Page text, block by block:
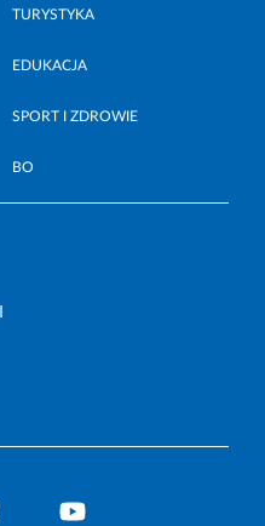
TURYSTYKA
EDUKACJA
SPORT I ZDROWIE
BO